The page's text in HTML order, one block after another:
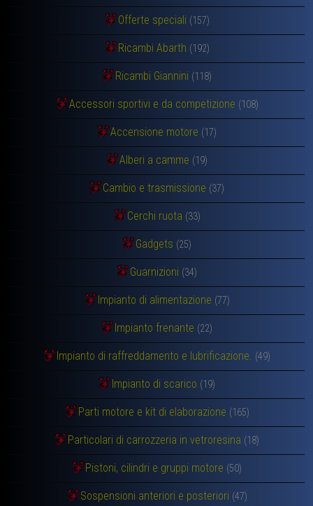
Offerte speciali (157)
Ricambi Abarth (192)
Ricambi Giannini (118)
Accessori sportivi e da competizione (108)
Accensione motore (17)
Alberi a camme (19)
Cambio e trasmissione (37)
Cerchi ruota (33)
Gadgets (25)
Guarnizioni (34)
Impianto di alimentazione (77)
Impianto frenante (22)
Impianto di raffreddamento e lubrificazione. (49)
Impianto di scarico (19)
Parti motore e kit di elaborazione (165)
Particolari di carrozzeria in vetroresina (18)
Pistoni, cilindri e gruppi motore (50)
Sospensioni anteriori e posteriori (47)